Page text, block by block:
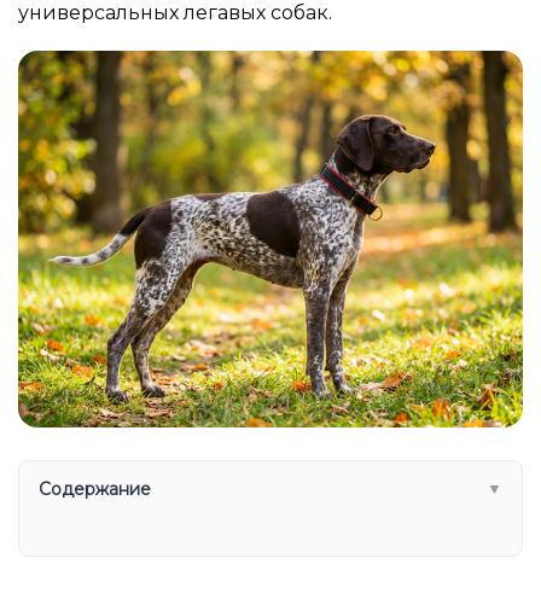
универсальных легавых собак.
Содержание ▼